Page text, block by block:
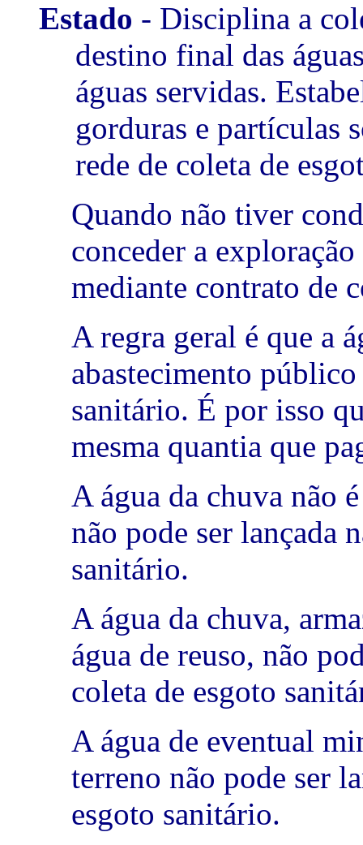
Estado - Disciplina a
destino final das
águas servidas.
gorduras e partículas
rede de coleta de
Quando não tiver
conceder a
mediante contrato de
A regra geral é que a
abastecimento
sanitário. É por isso
mesma quantia que
A água da chuva não
não pode ser lançada
sanitário.
A água da chuva,
água de reuso, não
coleta de esgoto
A água de eventual
terreno não pode ser
esgoto sanitário.